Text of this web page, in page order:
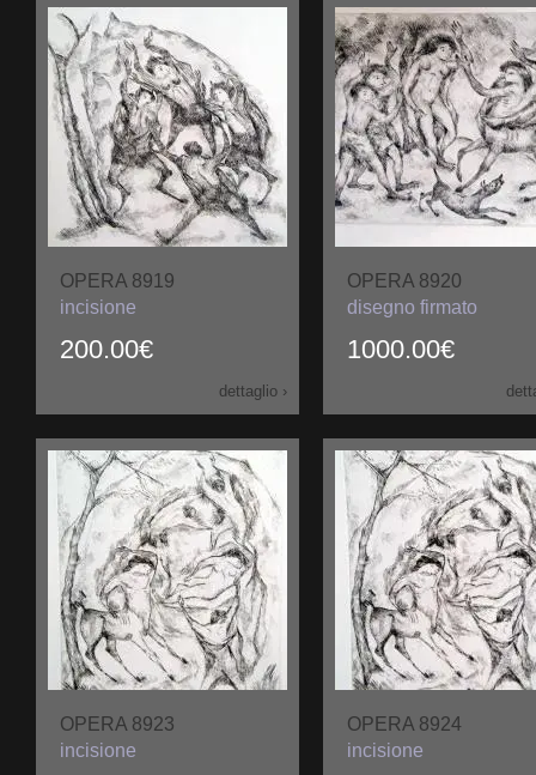
OPERA 8919
200.00€
incisione
dettaglio ›
OPERA 8920
1000.00€
disegno firmato
OPERA 8923
incisione
OPERA 8924
incisione